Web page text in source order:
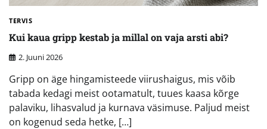
TERVIS
Kui kaua gripp kestab ja millal on vaja arsti abi?
2. Juuni 2026
Gripp on äge hingamisteede viirushaigus, mis võib
tabada kedagi meist ootamatult, tuues kaasa kõrge
palaviku, lihasvalud ja kurnava väsimuse. Paljud meist
on kogenud seda hetke, […]